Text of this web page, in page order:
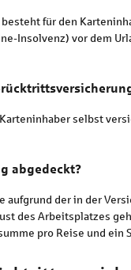
für den
Insolvenz) vor dem
selbst
abgedeckt?
der in der
des Arbeitsplatzes
pro Reise und